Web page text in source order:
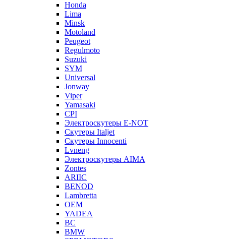
Honda
Lima
Minsk
Motoland
Peugeot
Regulmoto
Suzuki
SYM
Universal
Jonway
Viper
Yamasaki
CPI
Электроскутеры E-NOT
Скутеры Italjet
Скутеры Innocenti
Lvneng
Электроскутеры AIMA
Zontes
ARIIC
BENOD
Lambretta
OEM
YADEA
BC
BMW